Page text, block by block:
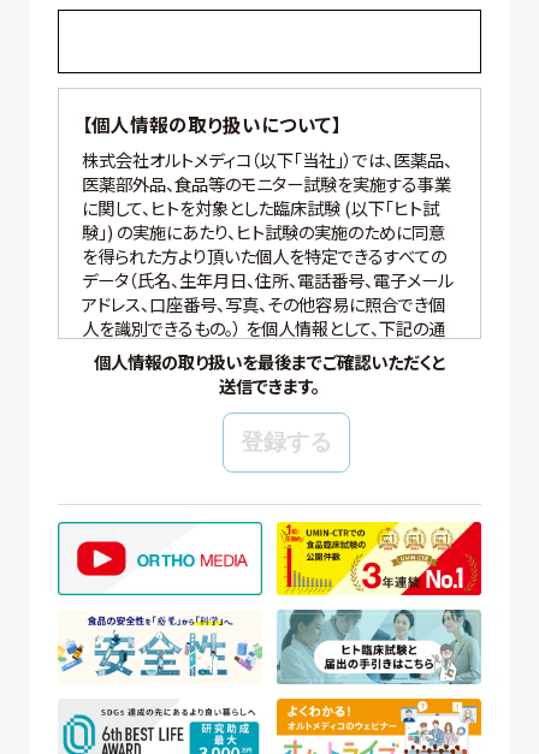
【個人情報の取り扱いについて】
株式会社オルトメディコ（以下「当社」）では、医薬品、
医薬部外品、食品等のモニター試験を実施する事業
に関して、ヒトを対象とした臨床試験 (以下「ヒト試
験」) の実施にあたり、ヒト試験の実施のために同意
を得られた方より頂いた個人を特定できるすべての
データ（氏名、生年月日、住所、電話番号、電子メール
アドレス、口座番号、写真、その他容易に照合でき個
人を識別できるもの。） を個人情報として、下記の通
り適切に取り扱いいたします。
当社では、個人情報の保護管理者として個人情報保
護管理者を任命し、個人情報保護法、その他関連す
【個人情報の取得と利用目的】
当社は、以下の場合に個人情報を取得、および利用
いたします。
(ア) モニター試験に参加頂く方の個人情報について
① WEBサイトの運営管理 (メールマガジン配
信、対象者の抽出を含む)
② 新規モニター試験の参加者募集および管理
個人情報の取り扱いを最後までご確認いただくと
送信できます。